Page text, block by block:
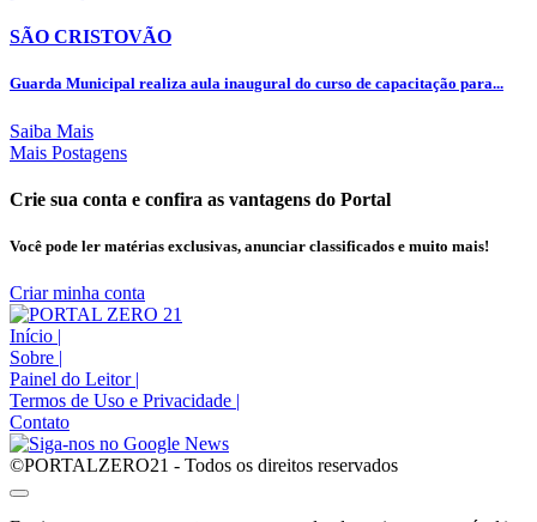
SÃO CRISTOVÃO
Guarda Municipal realiza aula inaugural do curso de capacitação para...
Saiba Mais
Mais Postagens
Crie sua conta e confira as vantagens do Portal
Você pode ler matérias exclusivas, anunciar classificados e muito mais!
Criar minha conta
Início |
Sobre |
Painel do Leitor |
Termos de Uso e Privacidade |
Contato
©PORTALZERO21 - Todos os direitos reservados